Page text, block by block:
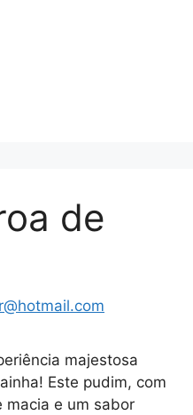
de
majestosa
Este pudim, com
macia e um sabor